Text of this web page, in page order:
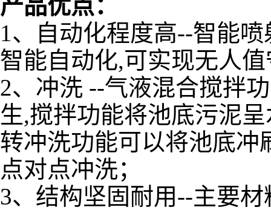
产品优点：
1、自动化程度高--智能
智能自动化,可实现无人
2、冲洗 --气液混合搅拌
生,搅拌功能将池底污泥
转冲洗功能可以将池底冲
点对点冲洗；
3、结构坚固耐用--主要